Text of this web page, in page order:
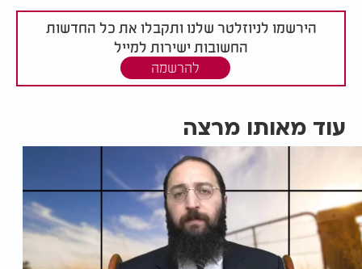
הירשמו לניוזלטר שלנו ותקבלו את כל החדשות
החשובות ישירות למייל
להרשמה
עוד מאותו מרצה